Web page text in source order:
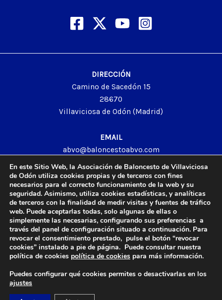
DIRECCIÓN
Camino de Sacedón 15
28670
Villaviciosa de Odón (Madrid)
EMAIL
abvo@baloncestoabvo.com
TELÉFONO
916 657 426
© 2024 Agrupación Baloncesto de Villaviciosa de Odón.
Aviso Legal
Política de Privacidad
Política de Cookies
Diseño y Desarrollo web by
Company
En este Sitio Web, la Asociación de Baloncesto de Villaviciosa
de Odón utiliza cookies propias y de terceros con fines
necesarios para el correcto funcionamiento de la web y su
seguridad. Asimismo, utiliza cookies estadísticas, y analíticas
de terceros con la finalidad de medir visitas y fuentes de tráfico
web. Puede aceptarlas todas, solo algunas de ellas o
simplemente las necesarias, configurando sus preferencias a
través del panel de configuración situado a continuación. Para
revocar el consentimiento prestado, pulse el botón “revocar
cookies” instalado a pie de página. Puede consultar nuestra
política de cookies política de cookies para más información.
Puedes configurar qué cookies permites o desactivarlas en los
ajustes